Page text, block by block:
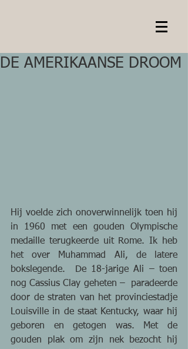
DE AMERIKAANSE DROOM
Hij voelde zich onoverwinnelijk toen hij
in 1960 met een gouden Olympische
medaille terugkeerde uit Rome. Ik heb
het over Muhammad Ali, de latere
bokslegende.  De 18-jarige Ali – toen
nog Cassius Clay geheten –  paradeerde
door de straten van het provinciestadje
Louisville in de staat Kentucky, waar hij
geboren en getogen was. Met de
gouden plak om zijn nek bezocht hij